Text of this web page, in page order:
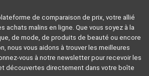
de comparaison de prix, votre allié
achats malins en ligne. Que vous soyez à la
de mode, de produits de beauté ou encore
nous vous aidons à trouver les meilleures
vous à notre newsletter pour recevoir les
découvertes directement dans votre boîte